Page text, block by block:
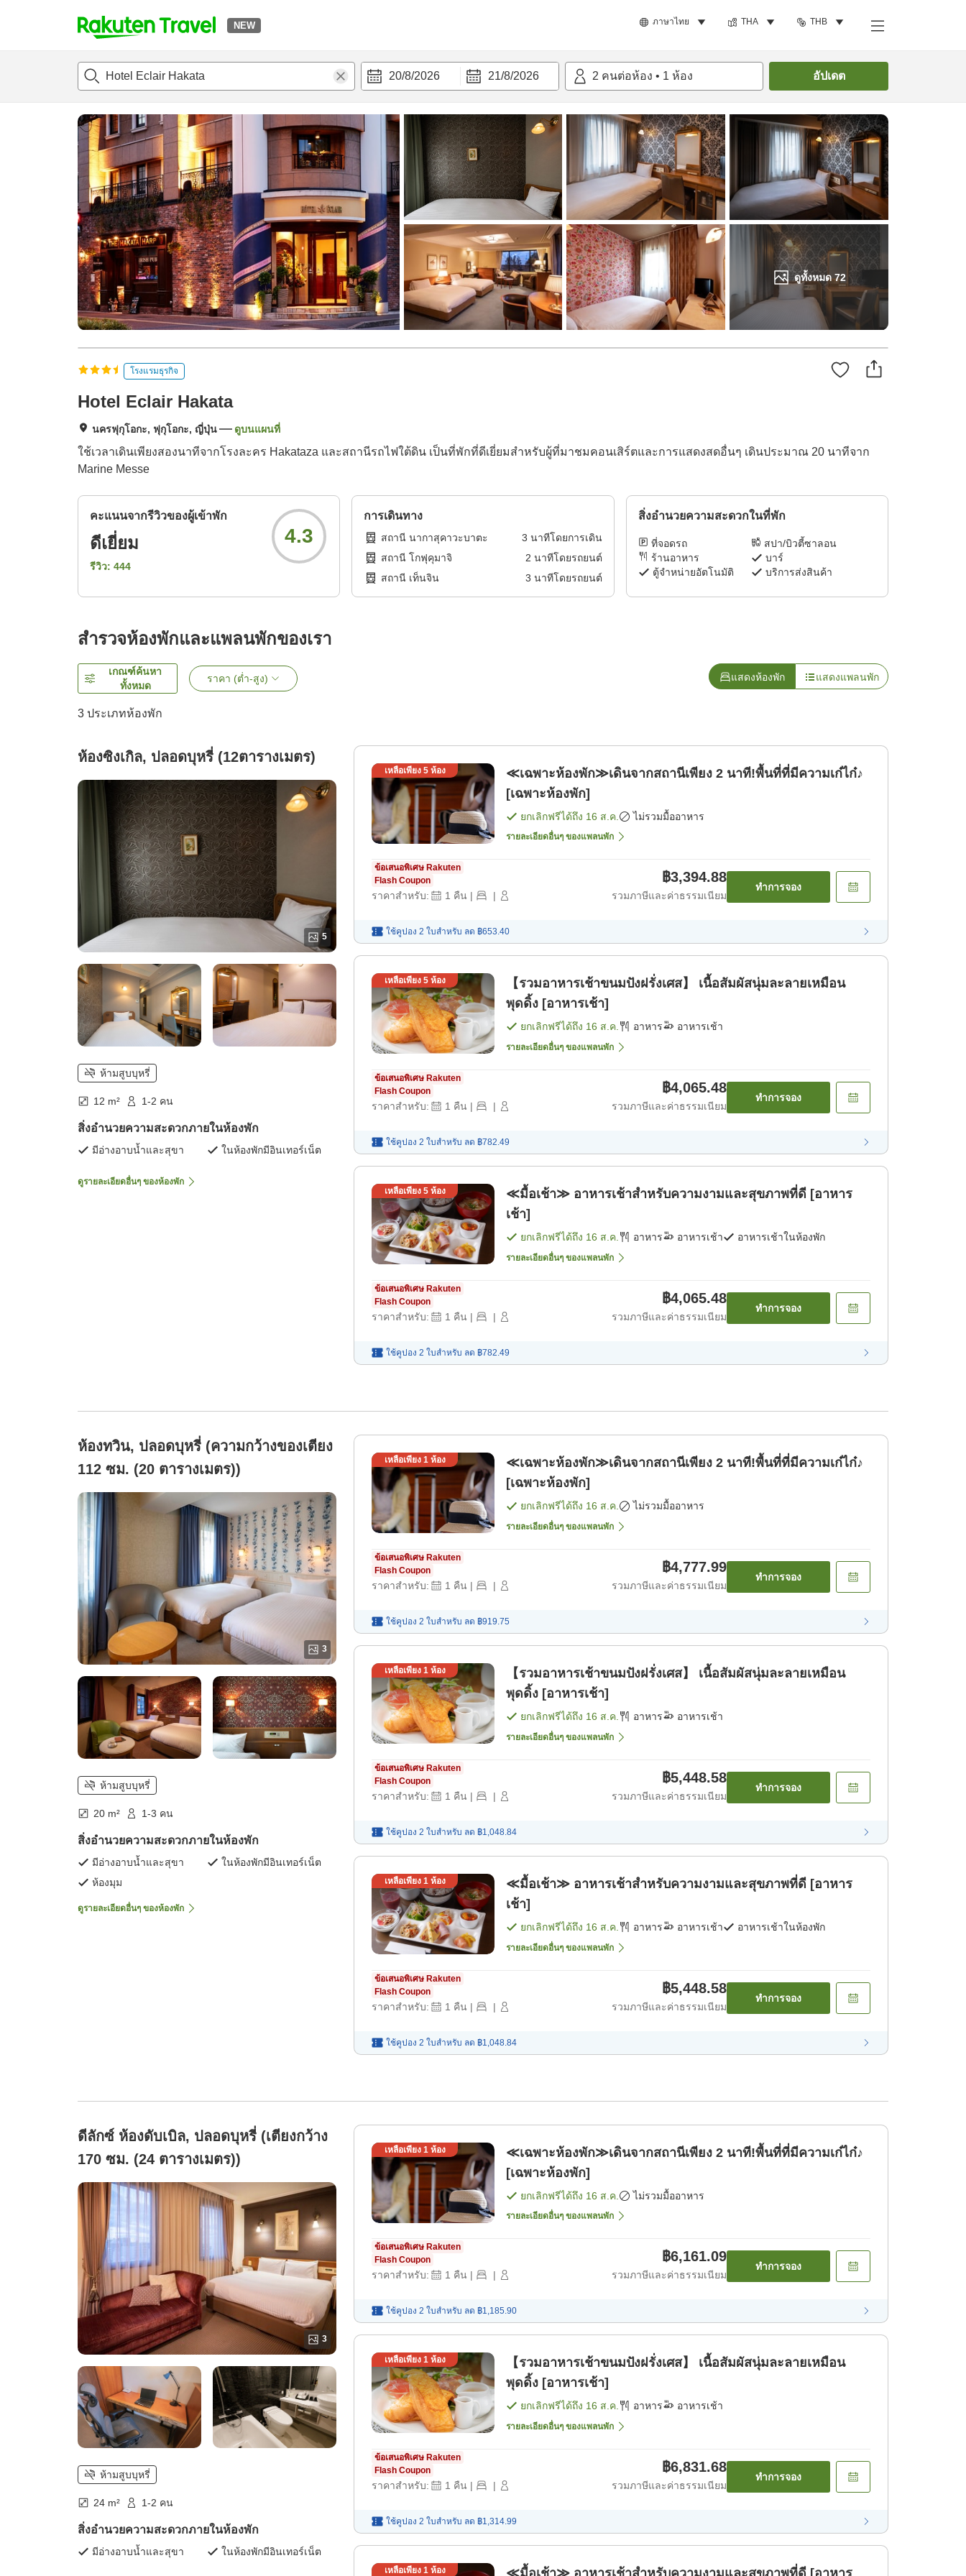
NEW ภาษาไทย THA THB
t
p
a
g
e
_
s
a
r
c
h
20/8/2026 21/8/2026 2 คนต่อห้อง • 1 ห้อง อัปเดต
ดูทั้งหมด72
แนะนำที่พักห้องพักและแพลนพัก ค้นหาห้องพัก
โรงแรมธุรกิจ
Hotel Eclair Hakata
นครฟุกุโอกะ, ฟุกุโอกะ, ญี่ปุ่น ดูบนแผนที่
ใช้เวลาเดินเพียงสองนาทีจากโรงละคร Hakataza และสถานีรถไฟใต้ดิน เป็นที่พักที่ดีเยี่ยมสำหรับผู้ที่มาชมคอนเสิร์ตและการแสดงสดอื่นๆ เดินประมาณ 20 นาทีจาก
Marine Messe
คะแนนจากรีวิวของผู้เข้าพัก
ดีเยี่ยม
รีวิว: 444
4.3
การเดินทาง
สถานี นากาสุคาวะบาตะ 3 นาทีโดยการเดิน
สถานี โกฟุคุมาจิ
2 นาทีโดยรถยนต์
สถานี เท็นจิน
3 นาทีโดยรถยนต์
สิ่งอำนวยความสะดวกในที่พัก
ที่จอดรถ
สปา/บิวตี้ซาลอน
ร้านอาหาร
บาร์
ตู้จำหน่ายอัตโนมัติ
บริการส่งสินค้า
สำรวจห้องพักและแพลนพักของเรา
เกณฑ์ค้นหา
ทั้งหมด
ราคา (ต่ำ-สูง) แสดงห้องพัก แสดงแพลนพัก
3 ประเภทห้องพัก
ห้องซิงเกิล, ปลอดบุหรี่ (12ตารางเมตร)
5
ห้ามสูบบุหรี่
12 m² 1-2 คน
สิ่งอำนวยความสะดวกภายในห้องพัก
มีอ่างอาบน้ำและสุขา ในห้องพักมีอินเทอร์เน็ต
ดูรายละเอียดอื่นๆ ของห้องพัก
เหลือเพียง 5ห้อง
≪เฉพาะห้องพัก≫เดินจากสถานีเพียง 2 นาที!พื้นที่ที่มีความเก๋ไก๋♪
[เฉพาะห้องพัก]
ยกเลิกฟรีได้ถึง 16 ส.ค. ไม่รวมมื้ออาหาร
รายละเอียดอื่นๆ ของแพลนพัก
ข้อเสนอพิเศษ Rakuten
Flash Coupon
ราคาสำหรับ: 1 คืน | |
฿3,394.88
รวมภาษีและค่าธรรมเนียม
ทำการจอง
ใช้คูปอง 2 ใบสำหรับ ลด ฿653.40
เหลือเพียง 5ห้อง
【รวมอาหารเช้าขนมปังฝรั่งเศส】 เนื้อสัมผัสนุ่มละลายเหมือน
พุดดิ้ง [อาหารเช้า]
ยกเลิกฟรีได้ถึง 16 ส.ค. อาหาร อาหารเช้า
รายละเอียดอื่นๆ ของแพลนพัก
ข้อเสนอพิเศษ Rakuten
Flash Coupon
ราคาสำหรับ: 1 คืน | |
฿4,065.48
รวมภาษีและค่าธรรมเนียม
ทำการจอง
ใช้คูปอง 2 ใบสำหรับ ลด ฿782.49
เหลือเพียง 5ห้อง
≪มื้อเช้า≫ อาหารเช้าสำหรับความงามและสุขภาพที่ดี [อาหาร
เช้า]
ยกเลิกฟรีได้ถึง 16 ส.ค. อาหาร อาหารเช้า อาหารเช้าในห้องพัก
รายละเอียดอื่นๆ ของแพลนพัก
ข้อเสนอพิเศษ Rakuten
Flash Coupon
ราคาสำหรับ: 1 คืน | |
฿4,065.48
รวมภาษีและค่าธรรมเนียม
ทำการจอง
ใช้คูปอง 2 ใบสำหรับ ลด ฿782.49
ห้องทวิน, ปลอดบุหรี่ (ความกว้างของเตียง
112 ซม. (20 ตารางเมตร))
3
ห้ามสูบบุหรี่
20 m² 1-3 คน
สิ่งอำนวยความสะดวกภายในห้องพัก
มีอ่างอาบน้ำและสุขา
ในห้องพักมีอินเทอร์เน็ต
ห้องมุม
ดูรายละเอียดอื่นๆ ของห้องพัก
เหลือเพียง 1ห้อง
≪เฉพาะห้องพัก≫เดินจากสถานีเพียง 2 นาที!พื้นที่ที่มีความเก๋ไก๋♪
[เฉพาะห้องพัก]
ยกเลิกฟรีได้ถึง 16 ส.ค. ไม่รวมมื้ออาหาร
รายละเอียดอื่นๆ ของแพลนพัก
ข้อเสนอพิเศษ Rakuten
Flash Coupon
ราคาสำหรับ: 1 คืน | |
฿4,777.99
รวมภาษีและค่าธรรมเนียม
ทำการจอง
ใช้คูปอง 2 ใบสำหรับ ลด ฿919.75
เหลือเพียง 1 ห้อง
【รวมอาหารเช้าขนมปังฝรั่งเศส】 เนื้อสัมผัสนุ่มละลายเหมือน
พุดดิ้ง [อาหารเช้า]
ยกเลิกฟรีได้ถึง 16 ส.ค. อาหาร อาหารเช้า
รายละเอียดอื่นๆ ของแพลนพัก
ข้อเสนอพิเศษ Rakuten
Flash Coupon
ราคาสำหรับ: 1 คืน | |
฿5,448.58
รวมภาษีและค่าธรรมเนียม
ทำการจอง
ใช้คูปอง 2 ใบสำหรับ ลด ฿1,048.84
เหลือเพียง 1 ห้อง
≪มื้อเช้า≫ อาหารเช้าสำหรับความงามและสุขภาพที่ดี [อาหาร
เช้า]
ยกเลิกฟรีได้ถึง 16 ส.ค. อาหาร อาหารเช้า อาหารเช้าในห้องพัก
รายละเอียดอื่นๆ ของแพลนพัก
ข้อเสนอพิเศษ Rakuten
Flash Coupon
ราคาสำหรับ: 1 คืน | |
฿5,448.58
รวมภาษีและค่าธรรมเนียม
ทำการจอง
ใช้คูปอง 2 ใบสำหรับ ลด ฿1,048.84
ดีลักซ์ ห้องดับเบิล, ปลอดบุหรี่ (เตียงกว้าง
170 ซม. (24 ตารางเมตร))
3
ห้ามสูบบุหรี่
24 m² 1-2 คน
สิ่งอำนวยความสะดวกภายในห้องพัก
มีอ่างอาบน้ำและสุขา ในห้องพักมีอินเทอร์เน็ต
เหลือเพียง 1 ห้อง
≪เฉพาะห้องพัก≫เดินจากสถานีเพียง 2 นาที!พื้นที่ที่มีความเก๋ไก๋♪
[เฉพาะห้องพัก]
ยกเลิกฟรีได้ถึง 16 ส.ค. ไม่รวมมื้ออาหาร
รายละเอียดอื่นๆ ของแพลนพัก
ข้อเสนอพิเศษ Rakuten
Flash Coupon
ราคาสำหรับ: 1 คืน | |
฿6,161.09
รวมภาษีและค่าธรรมเนียม
ทำการจอง
ใช้คูปอง 2 ใบสำหรับ ลด ฿1,185.90
เหลือเพียง 1 ห้อง
【รวมอาหารเช้าขนมปังฝรั่งเศส】 เนื้อสัมผัสนุ่มละลายเหมือน
พุดดิ้ง [อาหารเช้า]
ยกเลิกฟรีได้ถึง 16 ส.ค. อาหาร อาหารเช้า
รายละเอียดอื่นๆ ของแพลนพัก
ข้อเสนอพิเศษ Rakuten
Flash Coupon
ราคาสำหรับ: 1 คืน | |
฿6,831.68
รวมภาษีและค่าธรรมเนียม
ทำการจอง
ใช้คูปอง 2 ใบสำหรับ ลด ฿1,314.99
เหลือเพียง 1 ห้อง ≪มื้อเช้า≫ อาหารเช้าสำหรับความงามและสุขภาพที่ดี [อาหาร